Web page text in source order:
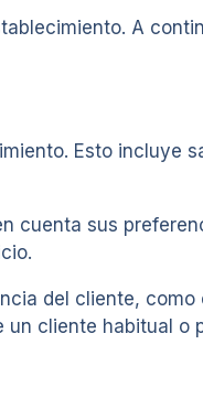
A
Esto incluye
cuenta sus
del cliente, como
cliente habitual o